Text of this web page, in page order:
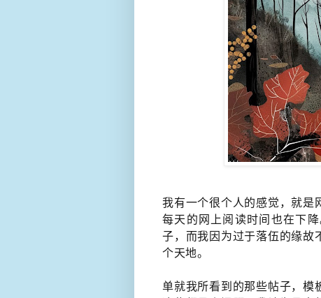
我有一个很个人的感觉，就是
每天的网上阅读时间也在下
子，而我因为过于落伍的缘故
个天地。
单就我所看到的那些帖子，模